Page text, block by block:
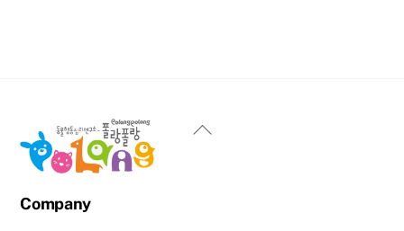
Back
Company